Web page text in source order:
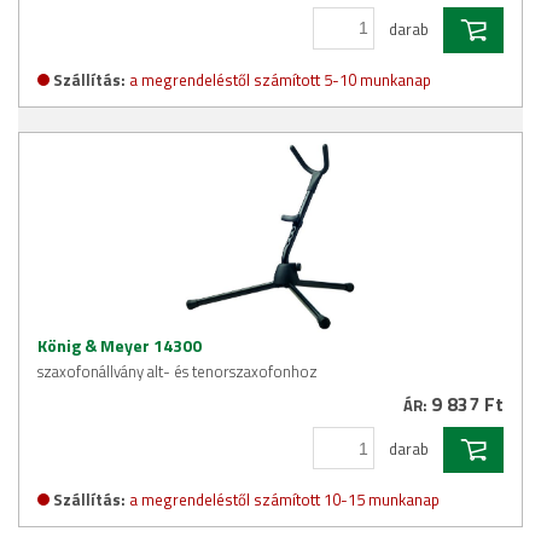
darab
Szállítás: a megrendeléstől számított 5-10 munkanap
König & Meyer 14300
szaxofonállvány alt- és tenorszaxofonhoz
ÁR: 9 837 Ft
darab
Szállítás: a megrendeléstől számított 10-15 munkanap